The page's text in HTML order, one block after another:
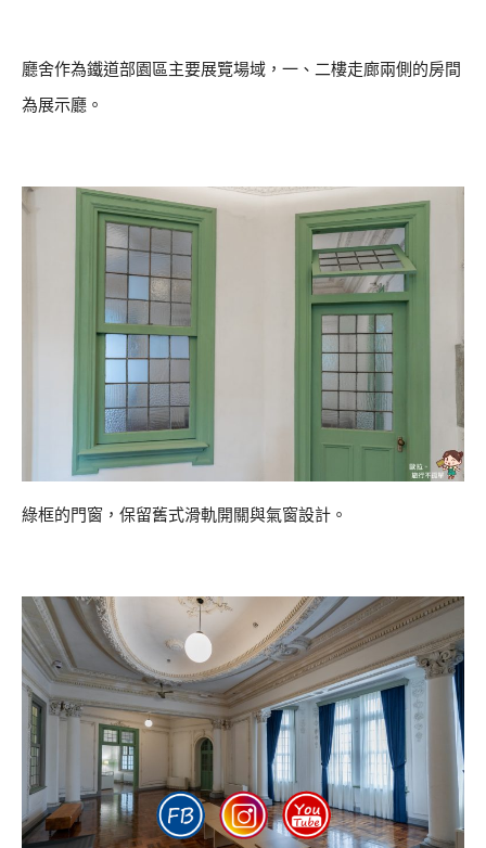
廳舍作為鐵道部園區主要展覽場域，一、二樓走廊兩側的房間
為展示廳。
綠框的門窗，保留舊式滑軌開關與氣窗設計。